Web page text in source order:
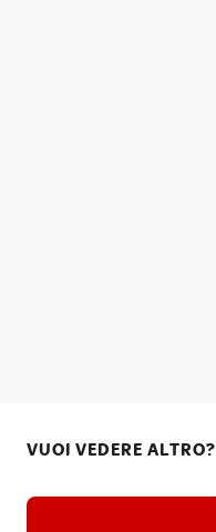
VUOI VEDERE ALTRO?